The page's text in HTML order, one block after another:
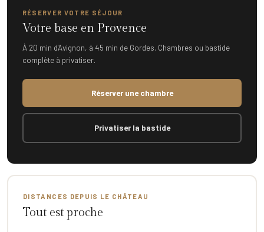
RÉSERVER VOTRE SÉJOUR
Votre base en Provence
À 20 min d'Avignon, à 45 min de Gordes. Chambres ou bastide
complète à privatiser.
Réserver une chambre
Privatiser la bastide
DISTANCES DEPUIS LE CHÂTEAU
Tout est proche